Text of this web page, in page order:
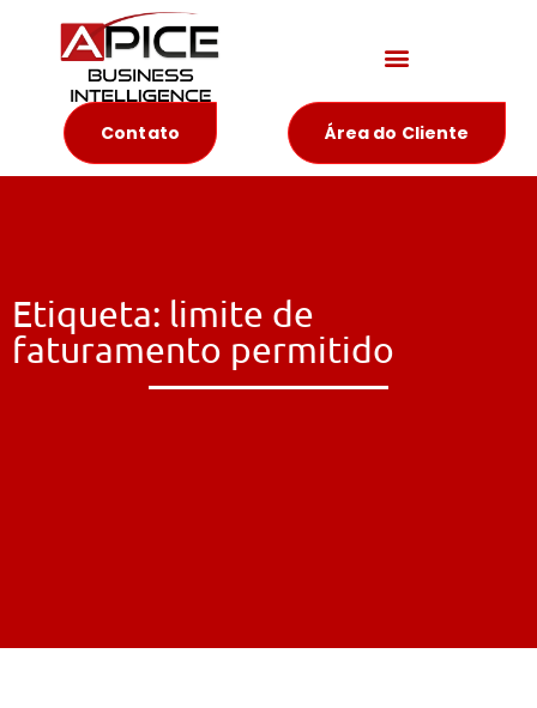
Contato Área do Cliente
Etiqueta: limite de
faturamento permitido